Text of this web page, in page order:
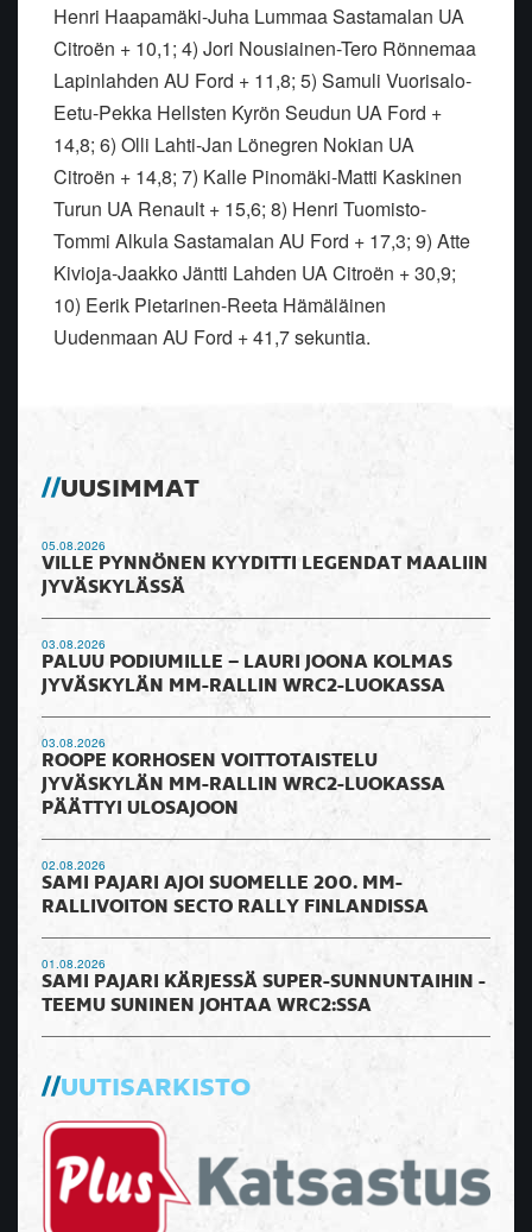
Henri Haapamäki-Juha Lummaa Sastamalan UA
Citroën + 10,1; 4) Jori Nousiainen-Tero Rönnemaa
Lapinlahden AU Ford + 11,8; 5) Samuli Vuorisalo-
Eetu-Pekka Hellsten Kyrön Seudun UA Ford +
14,8; 6) Olli Lahti-Jan Lönegren Nokian UA
Citroën + 14,8; 7) Kalle Pinomäki-Matti Kaskinen
Turun UA Renault + 15,6; 8) Henri Tuomisto-
Tommi Alkula Sastamalan AU Ford + 17,3; 9) Atte
Kivioja-Jaakko Jäntti Lahden UA Citroën + 30,9;
10) Eerik Pietarinen-Reeta Hämäläinen
Uudenmaan AU Ford + 41,7 sekuntia.
UUSIMMAT
05.08.2026
VILLE PYNNÖNEN KYYDITTI LEGENDAT MAALIIN
JYVÄSKYLÄSSÄ
03.08.2026
PALUU PODIUMILLE – LAURI JOONA KOLMAS
JYVÄSKYLÄN MM-RALLIN WRC2-LUOKASSA
03.08.2026
ROOPE KORHOSEN VOITTOTAISTELU
JYVÄSKYLÄN MM-RALLIN WRC2-LUOKASSA
PÄÄTTYI ULOSAJOON
02.08.2026
SAMI PAJARI AJOI SUOMELLE 200. MM-
RALLIVOITON SECTO RALLY FINLANDISSA
01.08.2026
SAMI PAJARI KÄRJESSÄ SUPER-SUNNUNTAIHIN -
TEEMU SUNINEN JOHTAA WRC2:SSA
UUTISARKISTO